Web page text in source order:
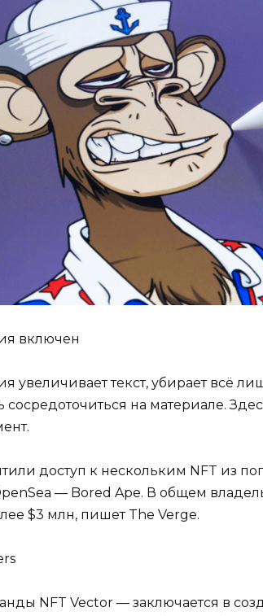
включен
увеличивает текст, убирает всё
сосредоточиться на материале.
доступ к нескольким NFT из
— Bored Ape. В общем
$3 млн, пишет The Verge.
NFT Vector — заключается в